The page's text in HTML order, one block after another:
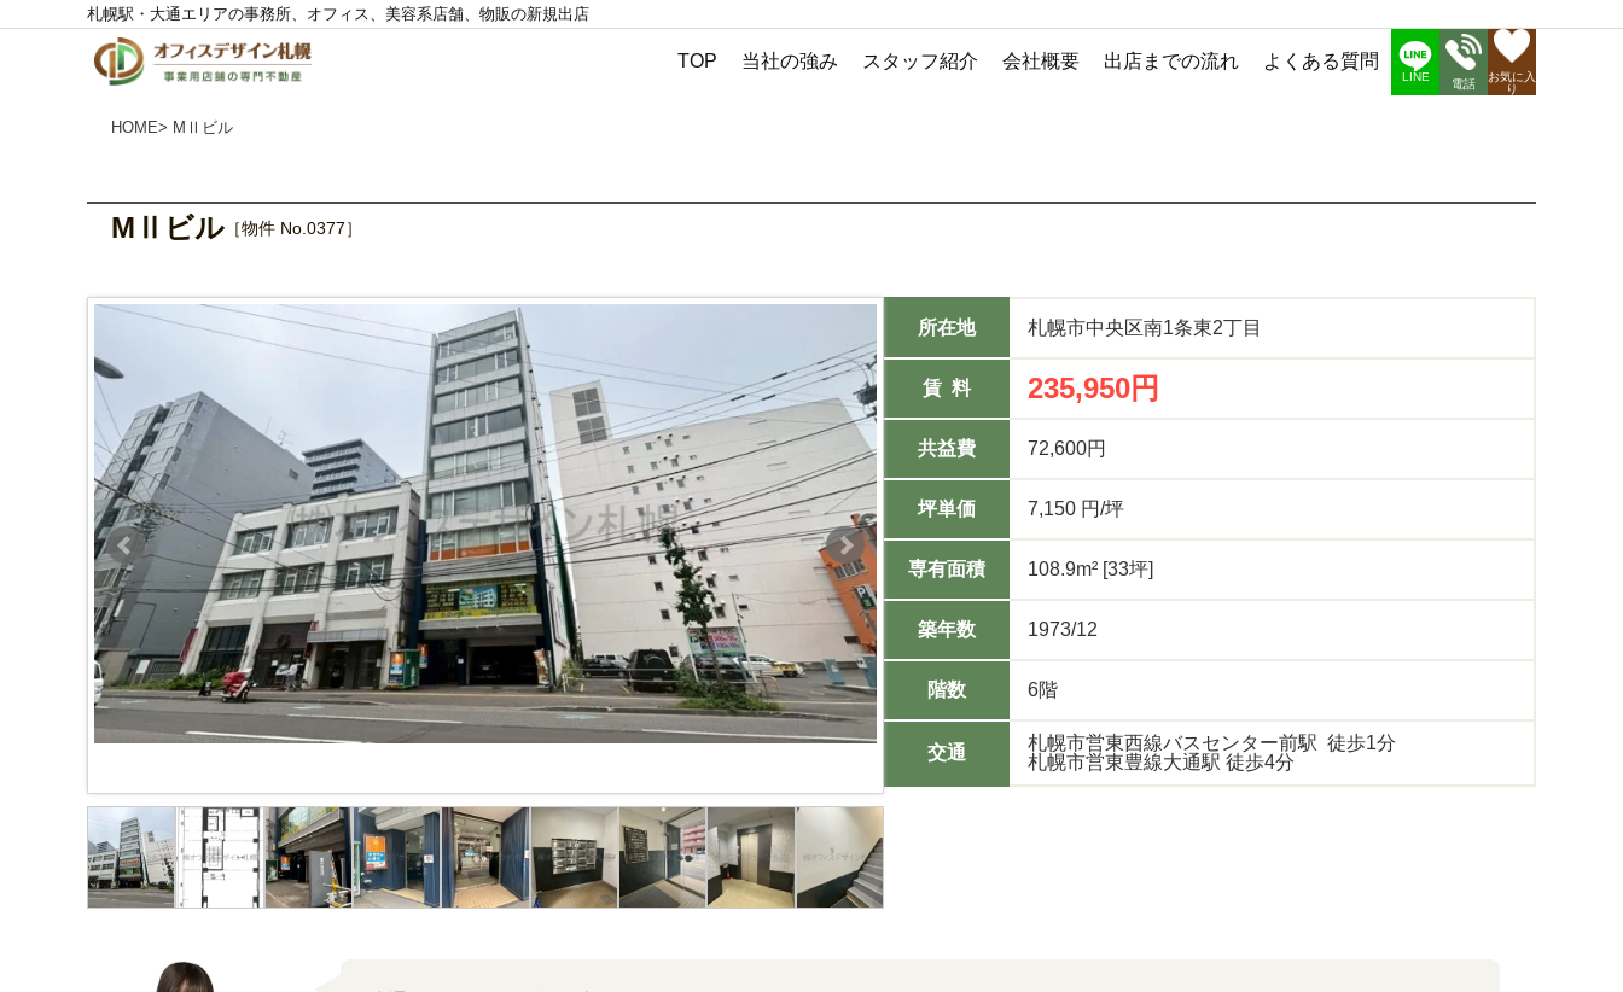
札幌駅・大通エリアの事務所、オフィス、美容系店舗、物販の新規出店
会
G
TOP 当社の強み スタッフ紹介 会社概要 出店までの流れ よくある質問
LINE 電話
お気に入
り
HOME> MⅡビル
MⅡビル ［物件 No.0377］
所在地 札幌市中央区南1条東2丁目
賃 料 235,950円
共益費 72,600円
坪単価 7,150 円/坪
専有面積 108.9m² [33坪]
築年数 1973/12
階数 6階
交通
札幌市営東西線バスセンター前駅 徒歩1分
札幌市営東豊線大通駅 徒歩4分